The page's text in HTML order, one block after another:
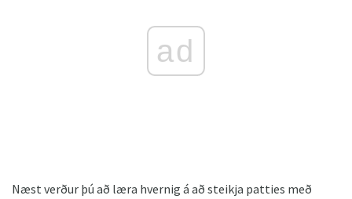
ad
Næst verður þú að læra hvernig á að steikja patties með